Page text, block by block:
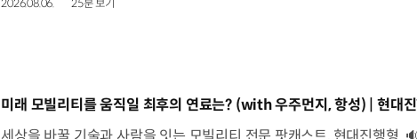
2026.08.06. 25분 보기
[동영상]
미래 모빌리티를 움직일 최후의 연료는? (with 우주먼지, 항성) | 현대